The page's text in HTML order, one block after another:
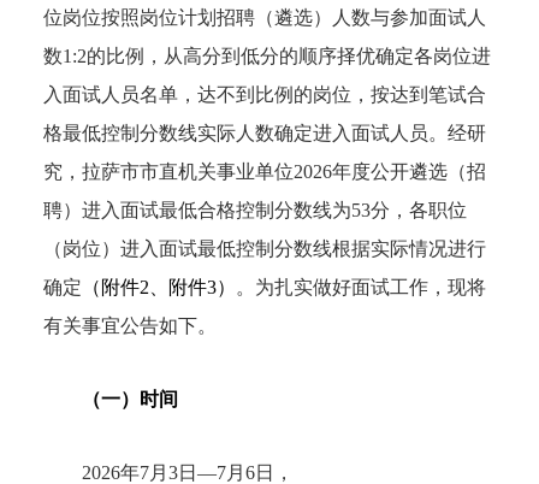
位岗位按照岗位计划招聘（遴选）人数与参加面试人
数1:2的比例，从高分到低分的顺序择优确定各岗位进
入面试人员名单，达不到比例的岗位，按达到笔试合
格最低控制分数线实际人数确定进入面试人员。经研
究，拉萨市市直机关事业单位2026年度公开遴选（招
聘）进入面试最低合格控制分数线为53分，各职位
（岗位）进入面试最低控制分数线根据实际情况进行
确定 （附件2、附件3） 。为扎实做好面试工作，现将
有关事宜公告如下。
（一）时间
2026年7月3日—7月6日，